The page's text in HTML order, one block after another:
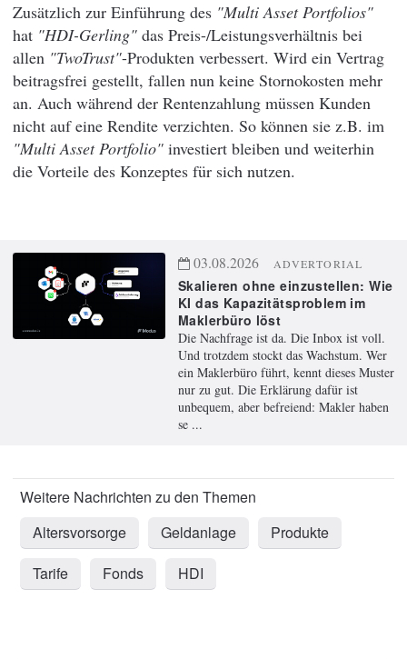
Zusätzlich zur Einführung des "Multi Asset Portfolios"
hat "HDI-Gerling" das Preis-/Leistungsverhältnis bei
allen "TwoTrust"-Produkten verbessert. Wird ein Vertrag
beitragsfrei gestellt, fallen nun keine Stornokosten mehr
an. Auch während der Rentenzahlung müssen Kunden
nicht auf eine Rendite verzichten. So können sie z.B. im
"Multi Asset Portfolio" investiert bleiben und weiterhin
die Vorteile des Konzeptes für sich nutzen.
03.08.2026 ADVERTORIAL
Skalieren ohne einzustellen: Wie
KI das Kapazitätsproblem im
Maklerbüro löst
Die Nachfrage ist da. Die Inbox ist voll.
Und trotzdem stockt das Wachstum. Wer
ein Maklerbüro führt, kennt dieses Muster
nur zu gut. Die Erklärung dafür ist
unbequem, aber befreiend: Makler haben
se ...
Altersvorsorge Geldanlage
Produkte
Tarife
Fonds HDI